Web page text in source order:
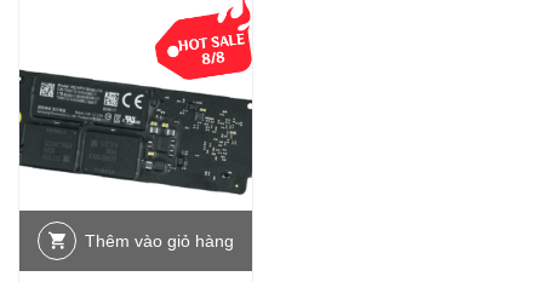
Thêm vào giỏ hàng